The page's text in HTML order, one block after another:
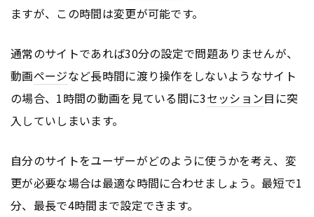
ますが、この時間は変更が可能です。
通常のサイトであれば30分の設定で問題ありませんが、
動画ページなど長時間に渡り操作をしないようなサイト
の場合、1時間の動画を見ている間に3セッション目に突
入していしまいます。
自分のサイトをユーザーがどのように使うかを考え、変
更が必要な場合は最適な時間に合わせましょう。最短で1
分、最長で4時間まで設定できます。